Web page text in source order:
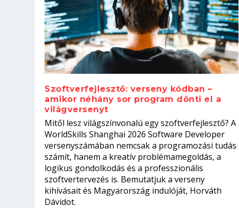
Kitalálod, mire használják ezeket
Írta: Tóth Mónika |2026. augusztus. 4.| Kvíz
Nem sikerült az egyetemi
Írta: Oláh Erika |2026. augusztus. 4.| Iskolák
Szoftverfejlesztő: verseny
el a világversenyt...
Írta: Szakmát Szerzek |2026. augusztus. 3.| Mi leszek?
Digitális detox – hogyan
Írta: Oláh Erika |2026. augusztus. 3.| Egészség
Szoftverfejlesztő: verseny kódban –
amikor néhány sor program dönti el a
világversenyt
Mitől lesz világszínvonalú egy szoftverfejlesztő? A
WorldSkills Shanghai 2026 Software Developer
versenyszámában nemcsak a programozási tudás
számít, hanem a kreatív problémamegoldás, a
logikus gondolkodás és a professzionális
szoftvertervezés is. Bemutatjuk a verseny
kihívásait és Magyarország indulóját, Horváth
Dávidot.